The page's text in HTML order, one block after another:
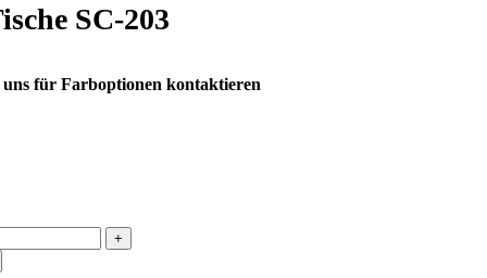
SC-203
uns für Farboptionen kontaktieren